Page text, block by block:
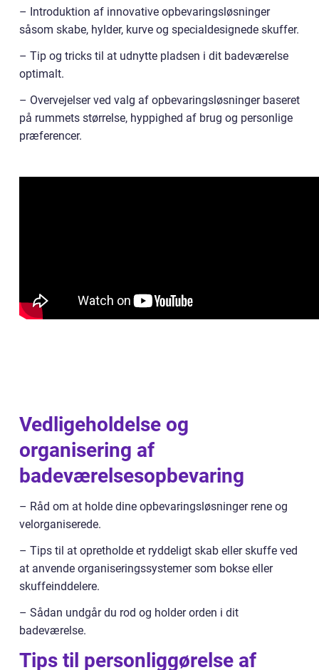
– Introduktion af innovative opbevaringsløsninger
såsom skabe, hylder, kurve og specialdesignede skuffer.
– Tip og tricks til at udnytte pladsen i dit badeværelse
optimalt.
– Overvejelser ved valg af opbevaringsløsninger baseret
på rummets størrelse, hyppighed af brug og personlige
præferencer.
Vedligeholdelse og
organisering af
badeværelsesopbevaring
– Råd om at holde dine opbevaringsløsninger rene og
velorganiserede.
– Tips til at opretholde et ryddeligt skab eller skuffe ved
at anvende organiseringssystemer som bokse eller
skuffeinddelere.
– Sådan undgår du rod og holder orden i dit
badeværelse.
Tips til personliggørelse af